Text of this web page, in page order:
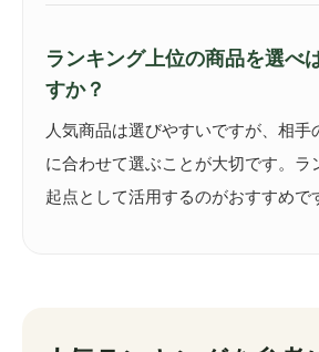
ランキング上位の商品を選べ
すか？
人気商品は選びやすいですが、相手
に合わせて選ぶことが大切です。ラ
起点として活用するのがおすすめで